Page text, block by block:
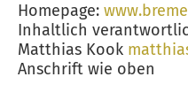
Homepage:
Inhaltlich
Matthias Kook
Anschrift wie oben